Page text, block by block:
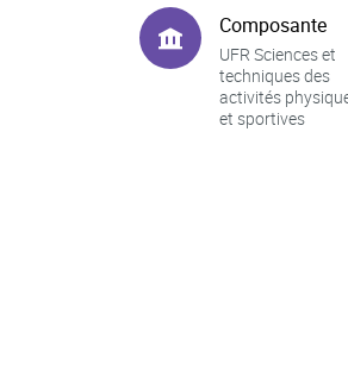
Composante
UFR Sciences et
techniques des
activités
et sportives